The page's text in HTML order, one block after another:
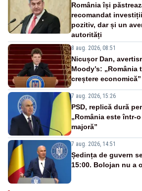
România își
recomandat
pozitiv, dar și un
autorități
8 aug. 2026, 08:51
Nicușor Dan,
Moody’s:
creștere economică”
7 aug. 2026, 15:26
PSD, replică dură
„România este într-
majoră”
7 aug. 2026, 14:51
Ședința de guvern
15:00. Bolojan nu a